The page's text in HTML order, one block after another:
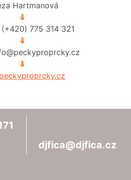
Hartmanová
⇓
775 314 321
⇓
⇓
djfica@djfica.cz